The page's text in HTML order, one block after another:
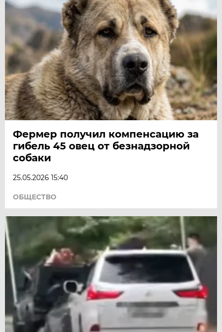
Фермер получил компенсацию за
гибель 45 овец от безнадзорной
собаки
25.05.2026 15:40
ОБЩЕСТВО